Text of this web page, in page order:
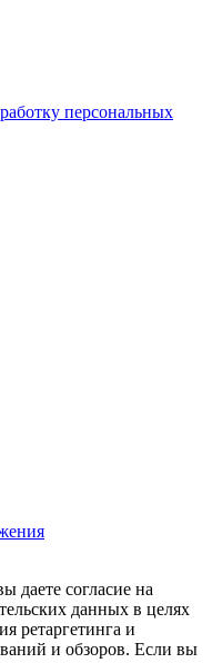
персональных
даете согласие на
данных в целях
ретаргетинга и
и обзоров. Если вы